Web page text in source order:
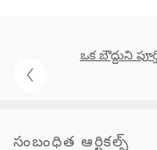
ఒక బౌద్దుని
సంబంధిత ఆర్టికల్స్